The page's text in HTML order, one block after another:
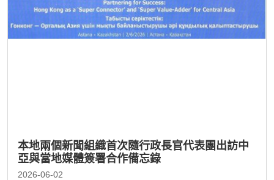
本地兩個新聞組織首次隨行政長官代表團出訪中
亞與當地媒體簽署合作備忘錄
2026-06-02